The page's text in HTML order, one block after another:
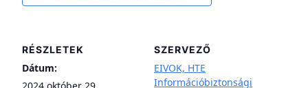
RÉSZLETEK
Dátum:
SZERVEZŐ
EIVOK, HTE
Információbiztonsági